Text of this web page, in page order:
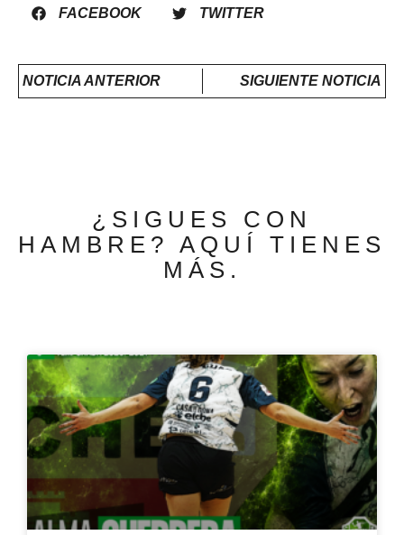
FACEBOOK TWITTER
NOTICIA ANTERIOR SIGUIENTE NOTICIA
¿SIGUES CON
HAMBRE? AQUÍ TIENES
MÁS.